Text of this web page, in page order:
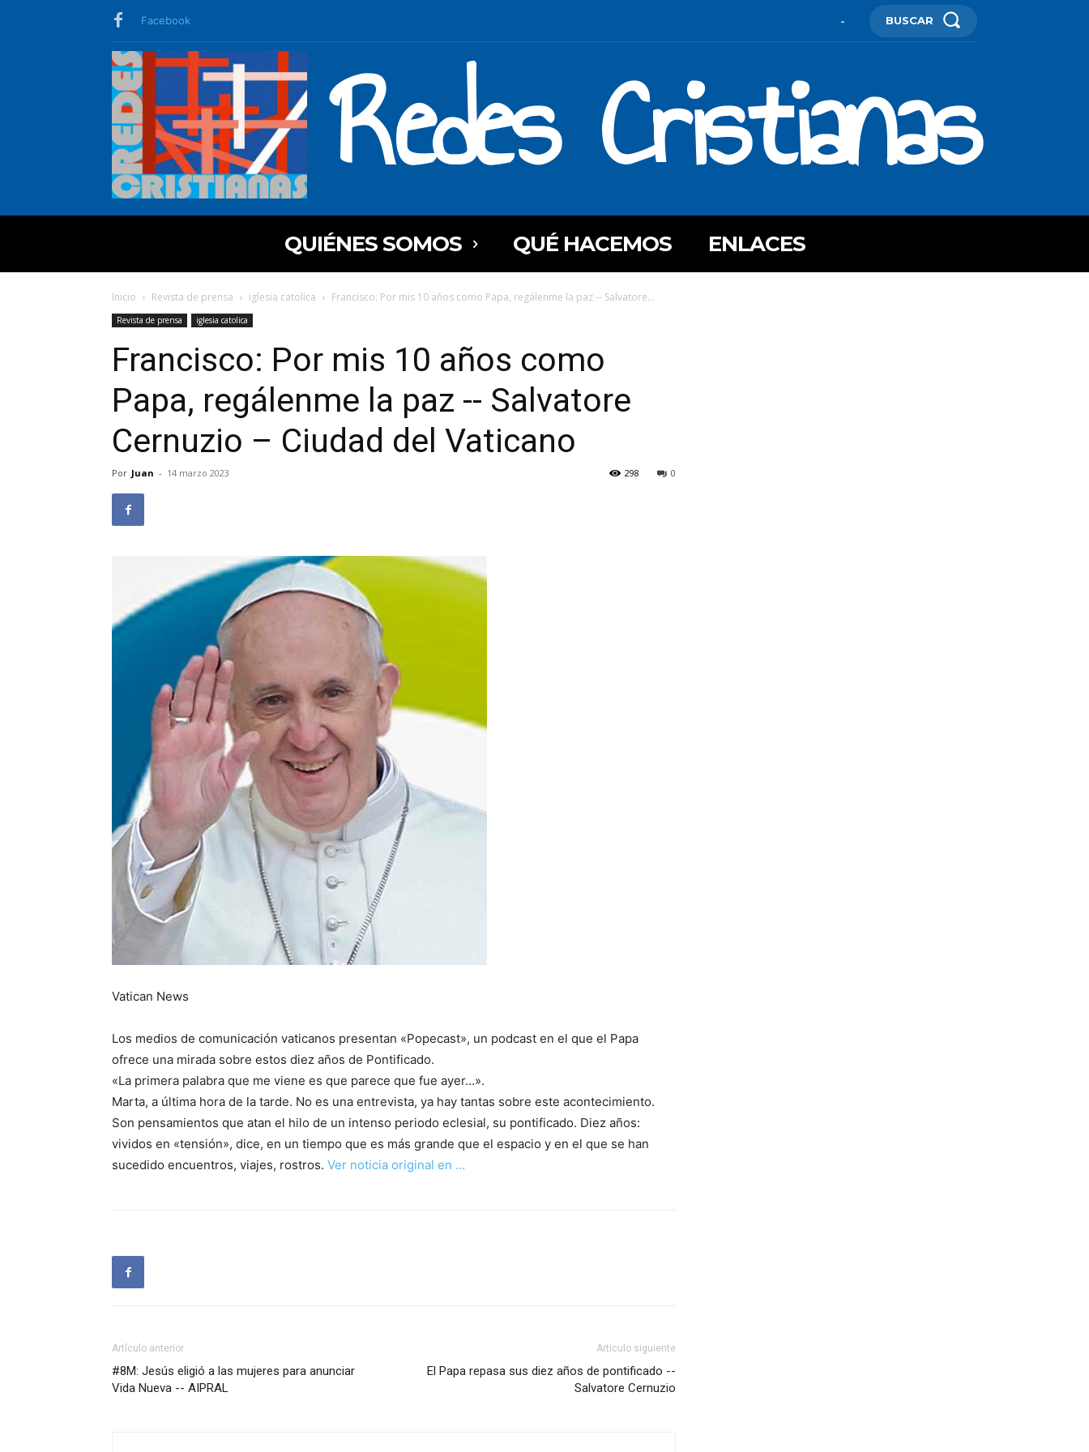
Facebook - BUSCAR
Redes Cristianas
QUIÉNES SOMOS QUÉ HACEMOS ENLACES
Inicio Revista de prensa iglesia catolica Francisco: Por mis 10 años como Papa, regálenme la paz -- Salvatore...
Revista de prensa iglesia catolica
Francisco: Por mis 10 años como
Papa, regálenme la paz -- Salvatore
Cernuzio – Ciudad del Vaticano
Por Juan - 14 marzo 2023 0
298
Vatican News
Los medios de comunicación vaticanos presentan «Popecast», un podcast en el que el Papa
ofrece una mirada sobre estos diez años de Pontificado.
«La primera palabra que me viene es que parece que fue ayer…».
Marta, a última hora de la tarde. No es una entrevista, ya hay tantas sobre este acontecimiento.
Son pensamientos que atan el hilo de un intenso periodo eclesial, su pontificado. Diez años:
vividos en «tensión», dice, en un tiempo que es más grande que el espacio y en el que se han
sucedido encuentros, viajes, rostros. Ver noticia original en …
Artículo anterior
#8M: Jesús eligió a las mujeres para anunciar
Vida Nueva -- AIPRAL
Artículo siguiente
El Papa repasa sus diez años de pontificado --
Salvatore Cernuzio